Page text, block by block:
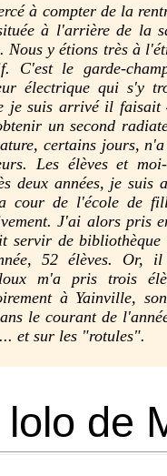
à compter de la
à l'arrière de la
Nous y étions très à
C'est le garde-
électrique qui s'y
je suis arrivé il faisait
un second
certains jours,
Les élèves et
deux années, je
cour de l'école de
J'ai alors pris
servir de bibliothèque
52 élèves. Or,
m'a pris trois
à Yainville,
le courant de
et sur les "rotules".
lolo de